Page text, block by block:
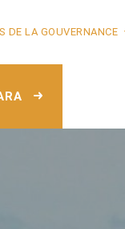
DE LA GOUVERNANCE